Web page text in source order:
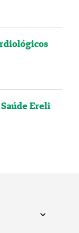
Ereli